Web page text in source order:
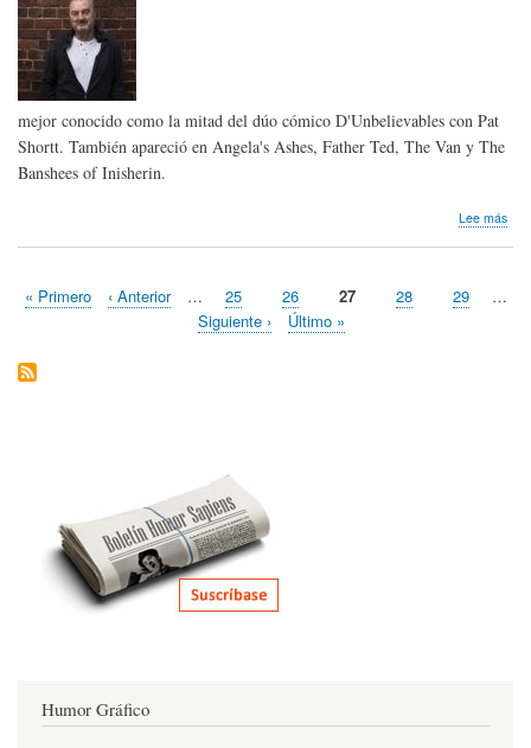
mejor conocido como la mitad del dúo cómico D'Unbelievables con Pat
Shortt. También apareció en Angela's Ashes, Father Ted, The Van y The
Banshees of Inisherin.
Lee más
Paginación
Primera
« Primero
Página
‹ Anterior … Page
25 Page
26
Página
actual
27 Page
28 Page
29
…
Siguiente
Siguiente ›
Última
Último »
Humor Gráfico